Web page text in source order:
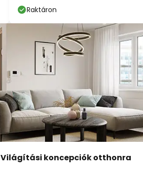
Raktáron
Világítási koncepciók otthonra